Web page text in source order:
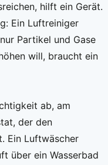
hilft ein Gerät.
Ein Luftreiniger
Partikel und Gase
will, braucht ein
ab, am
der den
Ein Luftwäscher
über ein Wasserbad